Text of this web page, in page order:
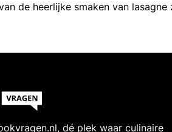
de heerlijke smaken van lasagne
dé plek waar culinaire